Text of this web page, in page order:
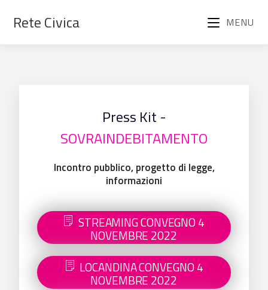
Rete Civica MENU
Press Kit -
SOVRAINDEBITAMENTO
Incontro pubblico, progetto di legge,
informazioni
STREAMING CONVEGNO 4
NOVEMBRE 2022
LOCANDINA CONVEGNO 4
NOVEMBRE 2022